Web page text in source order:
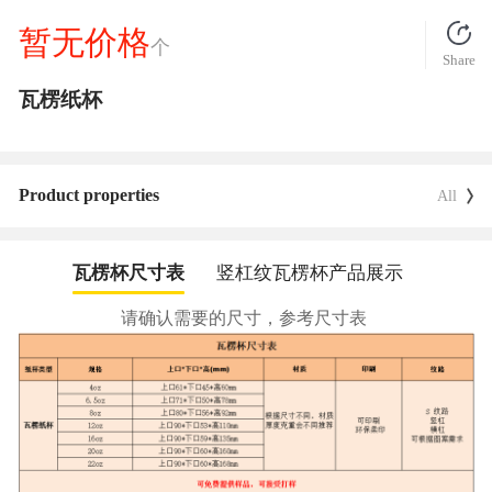
暂无价格个
Share
瓦楞纸杯
Product properties All
瓦楞杯尺寸表 竖杠纹瓦楞杯产品展示
请确认需要的尺寸，参考尺寸表